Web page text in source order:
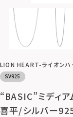
LION HEART-ライオンハ
SV925
“BASIC”ミディ
喜平/シルバー